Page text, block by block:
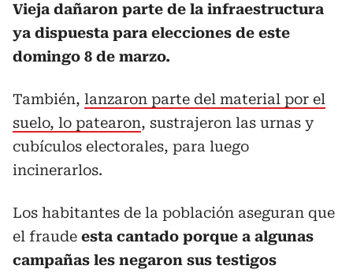
Vieja dañaron parte de la infraestructura
ya dispuesta para elecciones de este
domingo 8 de marzo.
También, lanzaron parte del material por el
suelo, lo patearon, sustrajeron las urnas y
cubículos electorales, para luego
incinerarlos.
Los habitantes de la población aseguran que
el fraude esta cantado porque a algunas
campañas les negaron sus testigos